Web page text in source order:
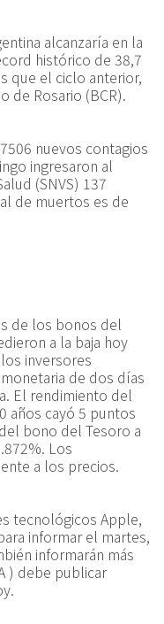
alcanzaría en la
histórico de 38,7
que el ciclo anterior,
de Rosario (BCR).
nuevos contagios
ingresaron al
(SNVS) 137
de muertos es de
de los bonos del
a la baja hoy
inversores
de dos días
El rendimiento del
años cayó 5 puntos
bono del Tesoro a
Los
a los precios.
tecnológicos Apple,
informar el martes,
informarán más
) debe publicar